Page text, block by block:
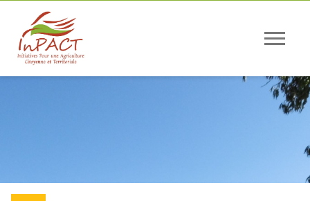
Panneau de gestion des cookies